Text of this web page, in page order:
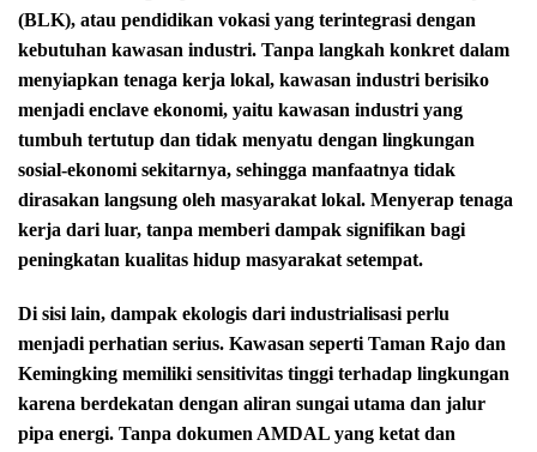
(BLK), atau pendidikan vokasi yang terintegrasi dengan
kebutuhan kawasan industri. Tanpa langkah konkret dalam
menyiapkan tenaga kerja lokal, kawasan industri berisiko
menjadi enclave ekonomi, yaitu kawasan industri yang
tumbuh tertutup dan tidak menyatu dengan lingkungan
sosial-ekonomi sekitarnya, sehingga manfaatnya tidak
dirasakan langsung oleh masyarakat lokal. Menyerap tenaga
kerja dari luar, tanpa memberi dampak signifikan bagi
peningkatan kualitas hidup masyarakat setempat.
Di sisi lain, dampak ekologis dari industrialisasi perlu
menjadi perhatian serius. Kawasan seperti Taman Rajo dan
Kemingking memiliki sensitivitas tinggi terhadap lingkungan
karena berdekatan dengan aliran sungai utama dan jalur
pipa energi. Tanpa dokumen AMDAL yang ketat dan